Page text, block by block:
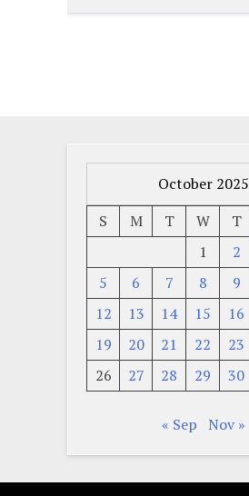
October 2025
S
M T W T
1
2
5
6 7 8 9
12
13 14 15 16
19
20 21 22 23
26
27 28 29 30
« Sep Nov »